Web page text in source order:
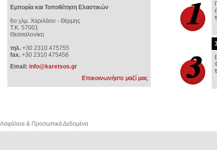
Εμπορία και Τοποθέτηση Ελαστικών
6o χλμ. Χαριλάου - Θέρμης
Τ.Κ. 57001
Θεσσαλονίκη
τηλ. +30 2310 475755
fax. +30 2310 475456
Email: info@karetsos.gr
Επικοινωνήστε μαζί μας
Ασφάλεια & Προσωπικά Δεδομένα